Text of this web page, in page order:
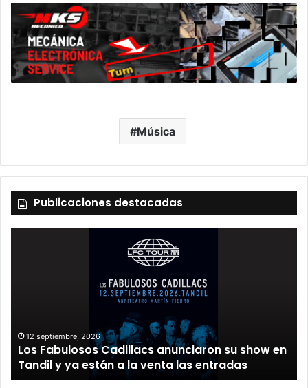
Música
Publicaciones destacadas
12 septiembre, 2026
Los Fabulosos Cadillacs anunciaron su show en
Tandil y ya están a la venta las entradas